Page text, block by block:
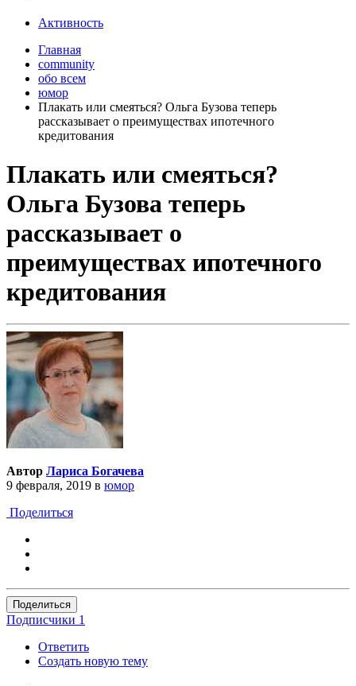
Активность
Главная
community
обо всем
юмор
Плакать или смеяться? Ольга Бузова теперь
рассказывает о преимуществах ипотечного
кредитования
Плакать или смеяться?
Ольга Бузова теперь
рассказывает о
преимуществах ипотечного
кредитования
Автор Лариса Богачева
9 февраля, 2019 в юмор
Поделиться
Поделиться
Подписчики 1
Ответить
Создать новую тему